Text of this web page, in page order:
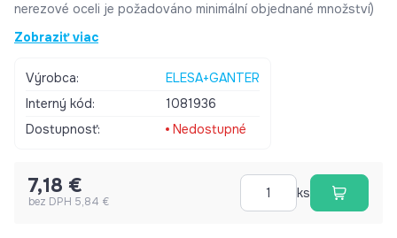
nerezové oceli je požadováno minimální objednané množství)
Zobraziť viac
Výrobca:
ELESA+GANTER
Interný kód:
1081936
Dostupnosť:
Nedostupné
7,18 €
bez DPH 5,84 €
ks